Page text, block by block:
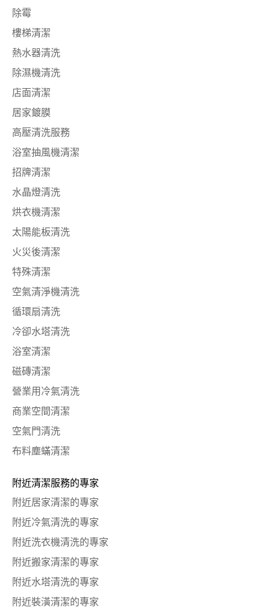
除霉
樓梯清潔
熱水器清洗
除濕機清洗
店面清潔
居家鍍膜
高壓清洗服務
浴室抽風機清潔
招牌清潔
水晶燈清洗
烘衣機清潔
太陽能板清洗
火災後清潔
特殊清潔
空氣清淨機清洗
循環扇清洗
冷卻水塔清洗
浴室清潔
磁磚清潔
營業用冷氣清洗
商業空間清潔
空氣門清洗
布料塵蟎清潔
附近清潔服務的專家
附近居家清潔的專家
附近冷氣清洗的專家
附近洗衣機清洗的專家
附近搬家清潔的專家
附近水塔清洗的專家
附近裝潢清潔的專家